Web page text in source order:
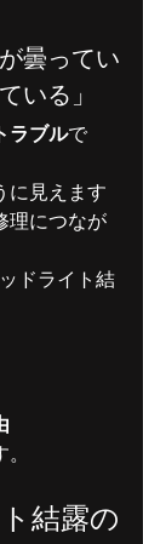
曇ってい
いる」
ラブルで
に見えます
理につなが
ドライト結
結露の